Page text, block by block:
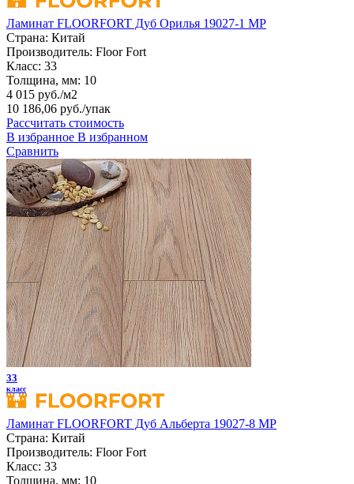
Ламинат FLOORFORT Дуб Орилья 19027-1 MP
Страна: Китай
Производитель: Floor Fort
Класс: 33
Толщина, мм: 10
4 015 руб./м2
10 186,06 руб./упак
Рассчитать стоимость
В избранное В избранном
Сравнить
33
класс
Ламинат FLOORFORT Дуб Альберта 19027-8 MP
Страна: Китай
Производитель: Floor Fort
Класс: 33
Толщина, мм: 10